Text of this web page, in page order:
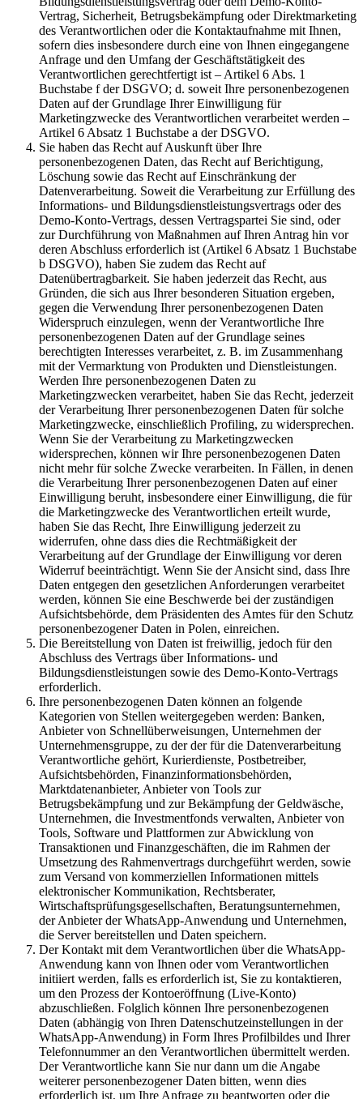
Vertrag, Sicherheit, Betrugsbekämpfung oder Direktmarketing
des Verantwortlichen oder die Kontaktaufnahme mit Ihnen,
sofern dies insbesondere durch eine von Ihnen eingegangene
Anfrage und den Umfang der Geschäftstätigkeit des
Verantwortlichen gerechtfertigt ist – Artikel 6 Abs. 1
Buchstabe f der DSGVO; d. soweit Ihre personenbezogenen
Daten auf der Grundlage Ihrer Einwilligung für
Marketingzwecke des Verantwortlichen verarbeitet werden –
Artikel 6 Absatz 1 Buchstabe a der DSGVO.
Sie haben das Recht auf Auskunft über Ihre
personenbezogenen Daten, das Recht auf Berichtigung,
Löschung sowie das Recht auf Einschränkung der
Datenverarbeitung. Soweit die Verarbeitung zur Erfüllung des
Informations- und Bildungsdienstleistungsvertrags oder des
Demo-Konto-Vertrags, dessen Vertragspartei Sie sind, oder
zur Durchführung von Maßnahmen auf Ihren Antrag hin vor
deren Abschluss erforderlich ist (Artikel 6 Absatz 1 Buchstabe
b DSGVO), haben Sie zudem das Recht auf
Datenübertragbarkeit. Sie haben jederzeit das Recht, aus
Gründen, die sich aus Ihrer besonderen Situation ergeben,
gegen die Verwendung Ihrer personenbezogenen Daten
Widerspruch einzulegen, wenn der Verantwortliche Ihre
personenbezogenen Daten auf der Grundlage seines
berechtigten Interesses verarbeitet, z. B. im Zusammenhang
mit der Vermarktung von Produkten und Dienstleistungen.
Werden Ihre personenbezogenen Daten zu
Marketingzwecken verarbeitet, haben Sie das Recht, jederzeit
der Verarbeitung Ihrer personenbezogenen Daten für solche
Marketingzwecke, einschließlich Profiling, zu widersprechen.
Wenn Sie der Verarbeitung zu Marketingzwecken
widersprechen, können wir Ihre personenbezogenen Daten
nicht mehr für solche Zwecke verarbeiten. In Fällen, in denen
die Verarbeitung Ihrer personenbezogenen Daten auf einer
Einwilligung beruht, insbesondere einer Einwilligung, die für
die Marketingzwecke des Verantwortlichen erteilt wurde,
haben Sie das Recht, Ihre Einwilligung jederzeit zu
widerrufen, ohne dass dies die Rechtmäßigkeit der
Verarbeitung auf der Grundlage der Einwilligung vor deren
Widerruf beeinträchtigt. Wenn Sie der Ansicht sind, dass Ihre
Daten entgegen den gesetzlichen Anforderungen verarbeitet
werden, können Sie eine Beschwerde bei der zuständigen
Aufsichtsbehörde, dem Präsidenten des Amtes für den Schutz
personenbezogener Daten in Polen, einreichen.
Die Bereitstellung von Daten ist freiwillig, jedoch für den
Abschluss des Vertrags über Informations- und
Bildungsdienstleistungen sowie des Demo-Konto-Vertrags
erforderlich.
Ihre personenbezogenen Daten können an folgende
Kategorien von Stellen weitergegeben werden: Banken,
Anbieter von Schnellüberweisungen, Unternehmen der
Unternehmensgruppe, zu der der für die Datenverarbeitung
Verantwortliche gehört, Kurierdienste, Postbetreiber,
Aufsichtsbehörden, Finanzinformationsbehörden,
Marktdatenanbieter, Anbieter von Tools zur
Betrugsbekämpfung und zur Bekämpfung der Geldwäsche,
Unternehmen, die Investmentfonds verwalten, Anbieter von
Tools, Software und Plattformen zur Abwicklung von
Transaktionen und Finanzgeschäften, die im Rahmen der
Umsetzung des Rahmenvertrags durchgeführt werden, sowie
zum Versand von kommerziellen Informationen mittels
elektronischer Kommunikation, Rechtsberater,
Wirtschaftsprüfungsgesellschaften, Beratungsunternehmen,
der Anbieter der WhatsApp-Anwendung und Unternehmen,
die Server bereitstellen und Daten speichern.
Der Kontakt mit dem Verantwortlichen über die WhatsApp-
Anwendung kann von Ihnen oder vom Verantwortlichen
initiiert werden, falls es erforderlich ist, Sie zu kontaktieren,
um den Prozess der Kontoeröffnung (Live-Konto)
abzuschließen. Folglich können Ihre personenbezogenen
Daten (abhängig von Ihren Datenschutzeinstellungen in der
WhatsApp-Anwendung) in Form Ihres Profilbildes und Ihrer
Telefonnummer an den Verantwortlichen übermittelt werden.
Der Verantwortliche kann Sie nur dann um die Angabe
weiterer personenbezogener Daten bitten, wenn dies
erforderlich ist, um Ihre Anfrage zu beantworten oder die